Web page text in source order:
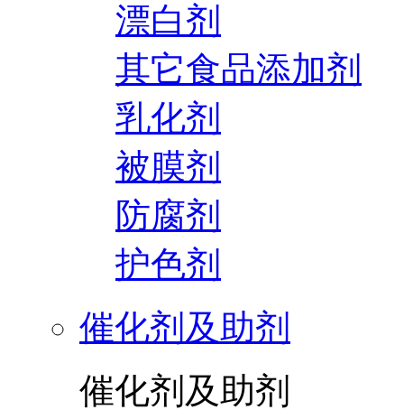
漂白剂
其它食品添加剂
乳化剂
被膜剂
防腐剂
护色剂
催化剂及助剂
催化剂及助剂